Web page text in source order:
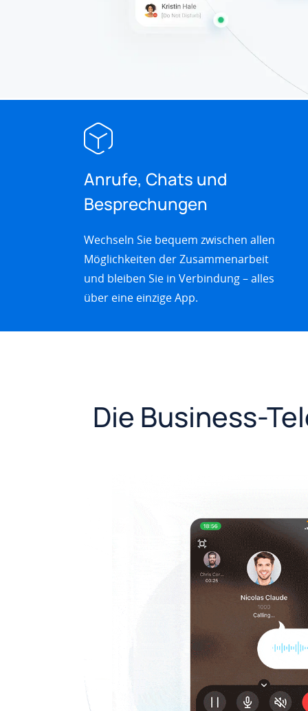
Anrufe, Chats und
Besprechungen
Wechseln Sie bequem zwischen allen
Möglichkeiten der Zusammenarbeit
und bleiben Sie in Verbindung – alles
über eine einzige App.
Die Business-